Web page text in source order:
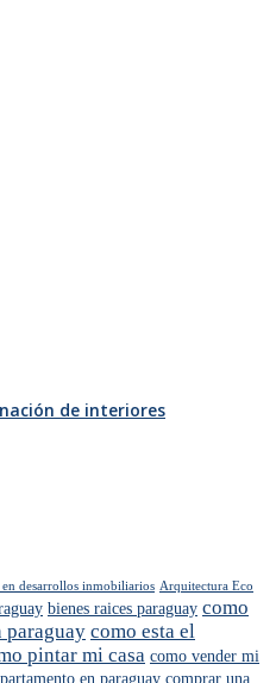
de interiores
en desarrollos inmobiliarios Arquitectura Eco
bienes raices paraguay como
paraguay como esta el
pintar mi casa como vender mi
en paraguay comprar una